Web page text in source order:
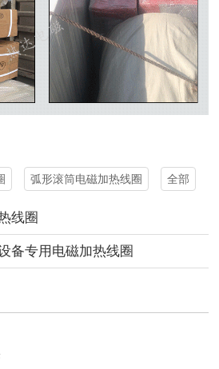
弧形滚筒电磁加热线圈 全部
线圈
备专用电磁加热线圈